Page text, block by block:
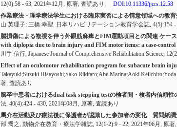
12(0):58 - 63, 2021年12月, 原著, 査読あり ,
DOI:10.11336/jjcrs.12.58
作業療法・理学療法学生における臨床実習による情意領域への教
山 英理子; 三橋 幸聖, 日本リハビリテーション教育学会誌, 4(5):154 -
脳損傷による複視を伴う外眼筋麻痺とFIM運動項目との関連 ケー
with diplopia due to brain injury and FIM motor items: a case-control
川手 信行, Japanese Journal of Comprehensive Rehabilitation Science,
Effect of an oculomotor rehabilitation program for subacute brain
Takayuki;Suzuki Hisayoshi;Sako Rikitaro;Abe Marina;Aoki
著, 査読あり
脳卒中患者におけるdual task stepping testの検者間・検者内信頼性
法, 40(4):424 - 430, 2021年08月, 原著, 査読あり
馬介在活動及び療法後に保護者が認識した参加者の変化 質問紙
部 喬之, 動物介在教育・療法学雑誌, 12(1-2):9 - 22, 2021年06月, 原著,